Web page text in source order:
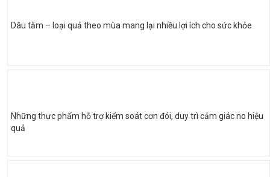
Dâu tằm – loại quả theo mùa mang lại nhiều lợi ích cho sức khỏe
Những thực phẩm hỗ trợ kiểm soát cơn đói, duy trì cảm giác no hiệu
quả